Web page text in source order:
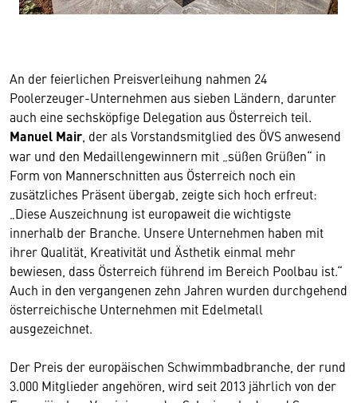
An der feierlichen Preisverleihung nahmen 24
Poolerzeuger-Unternehmen aus sieben Ländern, darunter
auch eine sechsköpfige Delegation aus Österreich teil.
Manuel Mair , der als Vorstandsmitglied des ÖVS anwesend
war und den Medaillengewinnern mit „süßen Grüßen“ in
Form von Mannerschnitten aus Österreich noch ein
zusätzliches Präsent übergab, zeigte sich hoch erfreut:
„Diese Auszeichnung ist europaweit die wichtigste
innerhalb der Branche. Unsere Unternehmen haben mit
ihrer Qualität, Kreativität und Ästhetik einmal mehr
bewiesen, dass Österreich führend im Bereich Poolbau ist.“
Auch in den vergangenen zehn Jahren wurden durchgehend
österreichische Unternehmen mit Edelmetall
ausgezeichnet.
Der Preis der europäischen Schwimmbadbranche, der rund
3.000 Mitglieder angehören, wird seit 2013 jährlich von der